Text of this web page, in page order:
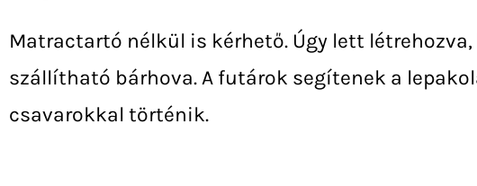
Matractartó nélkül is kérhető. Úgy lett
szállítható bárhova. A futárok segítenek a
csavarokkal történik.